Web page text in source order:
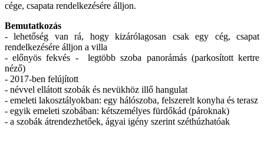
cége, csapata rendelkezésére álljon.
Bemutatkozás
- lehetőség van rá, hogy kizárólagosan csak egy cég, csapat
rendelkezésére álljon a villa
- előnyös fekvés - legtöbb szoba panorámás (parkosított kertre
néző)
- 2017-ben felújított
- névvel ellátott szobák és nevükhöz illő hangulat
- emeleti lakosztályokban: egy hálószoba, felszerelt konyha és terasz
- egyik emeleti szobában: kétszemélyes fürdőkád (pároknak)
- a szobák átrendezhetőek, ágyai igény szerint széthúzhatóak